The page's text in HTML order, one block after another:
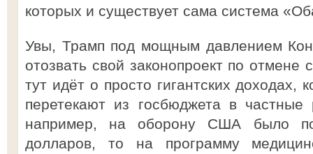
которых и существует сама система
Увы, Трамп под мощным давлением
отозвать свой законопроект по
тут идёт о просто гигантских доходах,
перетекают из госбюджета в
например, на оборону США было
долларов, то на программу